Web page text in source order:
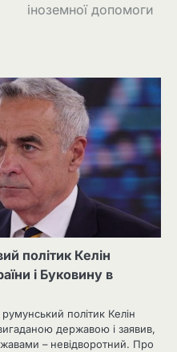
іноземної допомоги
політик Келін
і Буковину в
політик Келін
державою і заявив,
– невідворотний. Про